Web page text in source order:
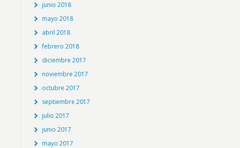
junio 2018
mayo 2018
abril 2018
febrero 2018
diciembre 2017
noviembre 2017
octubre 2017
septiembre 2017
julio 2017
junio 2017
mayo 2017